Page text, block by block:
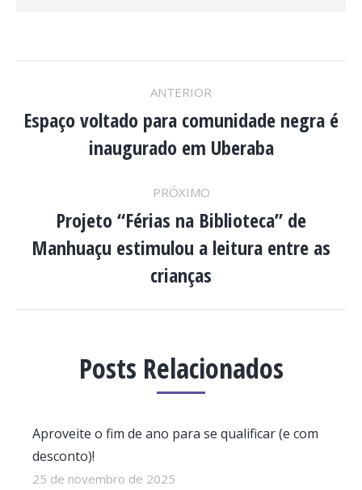
NAVEGAÇÃO
DE
ANTERIOR
Post
anterior:
Espaço voltado para comunidade negra é
inaugurado em Uberaba
PRÓXIMO
Próximo
post:
Projeto “Férias na Biblioteca” de
Manhuaçu estimulou a leitura entre as
crianças
Posts Relacionados
Aproveite o fim de ano para se qualificar (e com
desconto)!
25 de novembro de 2025